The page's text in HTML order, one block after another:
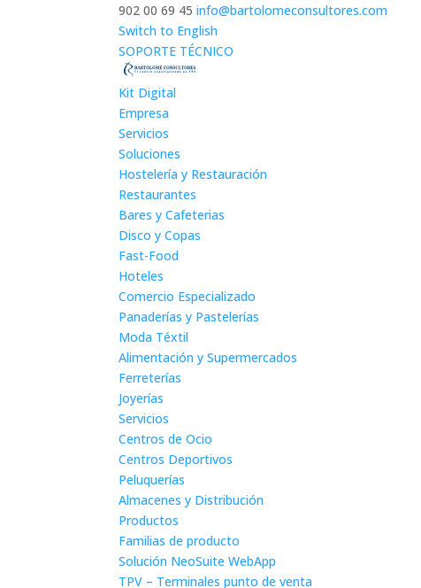
902 00 69 45 info@bartolomeconsultores.com
Switch to English
SOPORTE TÉCNICO
Kit Digital
Empresa
Servicios
Soluciones
Hostelería y Restauración
Restaurantes
Bares y Cafeterias
Disco y Copas
Fast-Food
Hoteles
Comercio Especializado
Panaderías y Pastelerías
Moda Téxtil
Alimentación y Supermercados
Ferreterías
Joyerías
Servicios
Centros de Ocio
Centros Deportivos
Peluquerías
Almacenes y Distribución
Productos
Familias de producto
Solución NeoSuite WebApp
TPV – Terminales punto de venta